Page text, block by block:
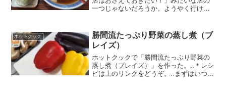
一つじゃないだろうか。ようやく行け
多くて地元の人に愛されているのが分か
る。.■.天ぷらかけ...
ホットクック
勝間流たっぷり野菜の蒸し煮（ブ
レイズ）
ホットクックで「勝間流たっぷり野菜の
蒸し煮（ブレイズ）」を作った。..＊レシ
ピは上のリンクをどうぞ。..まずはいつも